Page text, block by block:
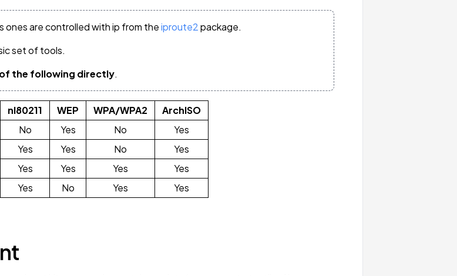
ones are controlled with ip from theiproute2package.
set of tools.
of the following directly.
nl80211 WEP WPA/WPA2
ArchISO
No Yes No
Yes
Yes Yes No
Yes
Yes Yes Yes
Yes
Yes No Yes Yes